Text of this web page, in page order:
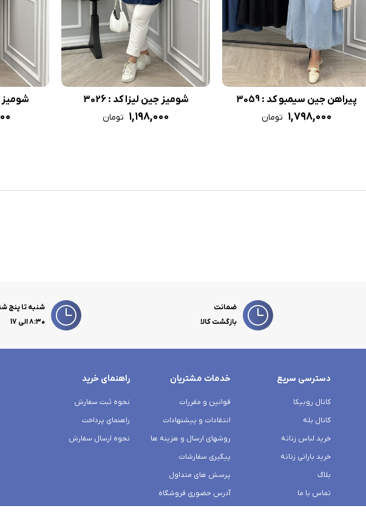
پیراهن جین سیمبو کد : 3059
۱,۷۹۸,۰۰۰ تومان
شومیز جین لیزا کد : 3026
۱,۱۹۸,۰۰۰ تومان
شومیز
ضمانت
بازگشت کالا
شنبه تا پنج
۸:۳۰ الی 17
دسترسی سریع
کانال روبیکا
کانال بله
خرید لباس زنانه
خرید بارانی زنانه
بلاگ
تماس با ما
خدمات مشتریان
قوانین و مقررات
انتقادات و پیشنهادات
روشهای ارسال و هزینه ها
پیگیری سفارشات
پرسش های متداول
آدرس حضوری فروشگاه
راهنمای خرید
نحوه ثبت سفارش
راهنمای پرداخت
نحوه ارسال سفارش